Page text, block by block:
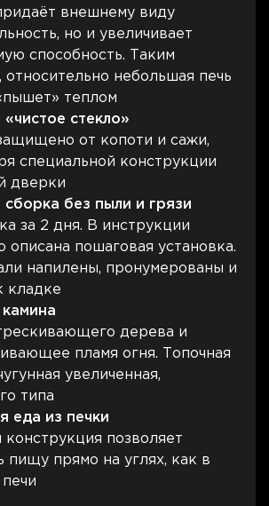
внешнему виду
но и увеличивает
способность. Таким
относительно небольшая печь
теплом
«чистое стекло»
от копоти и сажи,
специальной конструкции
дверки
сборка без пыли и грязи
за 2 дня. В инструкции
описана пошаговая установка.
напилены, пронумерованы и
кладке
дерева и
пламя огня. Топочная
увеличенная,
типа
еда из печки
конструкция позволяет
пищу прямо на углях, как в